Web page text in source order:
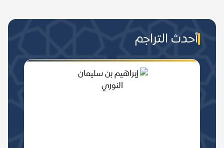
أحدث التراجم